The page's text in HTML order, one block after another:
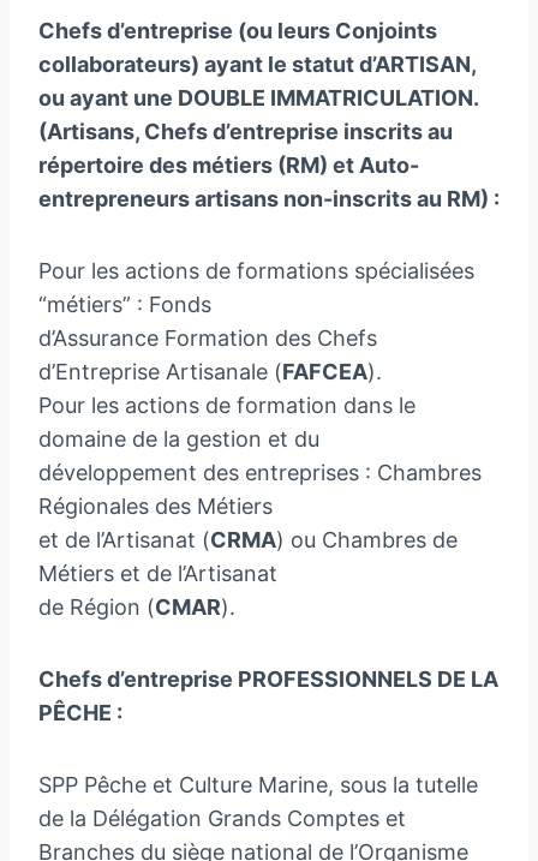
Chefs d’entreprise (ou leurs Conjoints
collaborateurs) ayant le statut d’ARTISAN,
ou ayant une DOUBLE IMMATRICULATION.
(Artisans, Chefs d’entreprise inscrits au
répertoire des métiers (RM) et Auto-
entrepreneurs artisans non-inscrits au RM) :
Pour les actions de formations spécialisées
“métiers” : Fonds
d’Assurance Formation des Chefs
d’Entreprise Artisanale (FAFCEA).
Pour les actions de formation dans le
domaine de la gestion et du
développement des entreprises : Chambres
Régionales des Métiers
et de l’Artisanat (CRMA) ou Chambres de
Métiers et de l’Artisanat
de Région (CMAR).
Chefs d’entreprise PROFESSIONNELS DE LA
PÊCHE :
SPP Pêche et Culture Marine, sous la tutelle
de la Délégation Grands Comptes et
Branches du siège national de l’Organisme